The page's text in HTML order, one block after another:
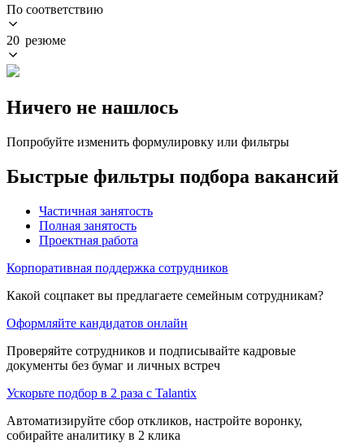
По соответствию
20 резюме
Ничего не нашлось
Попробуйте изменить формулировку или фильтры
Быстрые фильтры подбора вакансий
Частичная занятость
Полная занятость
Проектная работа
Корпоративная поддержка сотрудников
Какой соцпакет вы предлагаете семейным сотрудникам?
Оформляйте кандидатов онлайн
Проверяйте сотрудников и подписывайте кадровые
документы без бумаг и личных встреч
Ускорьте подбор в 2 раза с Talantix
Автоматизируйте сбор откликов, настройте воронку,
собирайте аналитику в 2 клика